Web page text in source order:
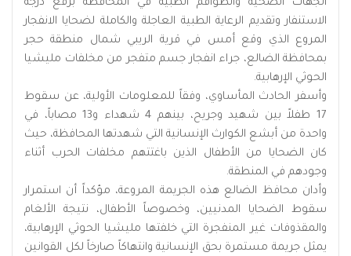
الجهات الصحية والطواقم الطبية في المحافظة برفع درجة
الاستنفار وتقديم الرعاية الطبية العاجلة والكاملة لضحايا الانفجار
المروع الذي وقع أمس في قرية الريبي شمال منطقة حجر
بمحافظة الضالع، جراء انفجار جسم متفجر من مخلفات مليشيا
الحوثي الإرهابية.
وأسفر الحادث المأساوي، وفقاً للمعلومات الأولية، عن سقوط
17 طفلاً بين شهيد وجريح، بينهم 4 شهداء و13 مصاباً، في
واحدة من أبشع الكوارث الإنسانية التي شهدتها المحافظة، حيث
كان الضحايا من الأطفال الذين باغتتهم مخلفات الحرب أثناء
وجودهم في المنطقة.
وأدان محافظ الضالع هذه الجريمة المروعة، مؤكداً أن استمرار
سقوط الضحايا المدنيين، وخصوصاً الأطفال، نتيجة الألغام
والمقذوفات غير المنفجرة التي خلفتها مليشيا الحوثي الإرهابية،
يمثل جريمة مستمرة بحق الإنسانية وانتهاكاً صارخاً لكل القوانين